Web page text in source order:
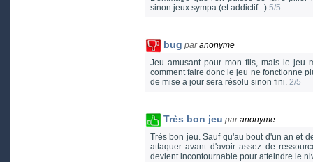
sinon jeux sympa (et addictif...) 5/5
bug paranonyme
Jeu amusant pour mon fils, mais le jeu
comment faire donc le jeu ne fonctionne
de mise a jour sera résolu sinon fini. 2/5
Très bon jeu paranonyme
Très bon jeu. Sauf qu'au bout d'un an et
attaquer avant d'avoir assez de
devient incontournable pour atteindre le